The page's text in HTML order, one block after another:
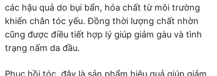
các hậu quả do bụi bẩn, hóa chất từ môi trường
khiến chân tóc yếu. Đồng thời lượng chất nhờn
cũng được điều tiết hợp lý giúp giảm gàu và tình
trạng nấm da đầu.